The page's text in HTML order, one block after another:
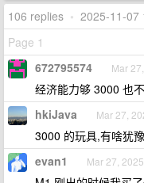
106 replies • 2025-11-07
Page 1
672795574 Mar
经济能力够 3000 也
hkiJava Mar 27,
3000 的玩具,有啥犹
evan1 Mar 27, 2025